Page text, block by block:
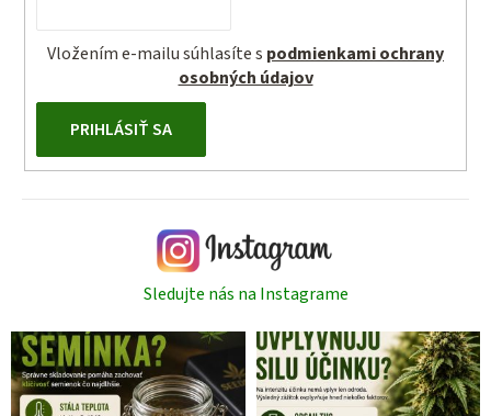
Vložením e-mailu súhlasíte s podmienkami ochrany
osobných údajov
PRIHLÁSIŤ SA
Sledujte nás na Instagrame